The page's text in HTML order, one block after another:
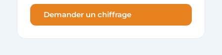
Demander un chiffrage